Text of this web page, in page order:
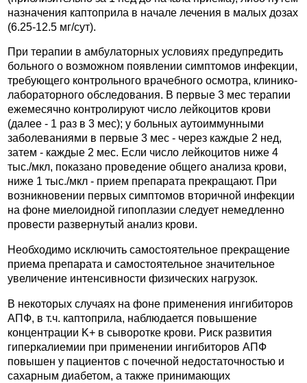
назначения каптоприла в начале лечения в малых дозах
(6.25-12.5 мг/сут).
При терапии в амбулаторных условиях предупредить
больного о возможном появлении симптомов инфекции,
требующего контрольного врачебного осмотра, клинико-
лабораторного обследования. В первые 3 мес терапии
ежемесячно контролируют число лейкоцитов крови
(далее - 1 раз в 3 мес); у больных аутоиммунными
заболеваниями в первые 3 мес - через каждые 2 нед,
затем - каждые 2 мес. Если число лейкоцитов ниже 4
тыс./мкл, показано проведение общего анализа крови,
ниже 1 тыс./мкл - прием препарата прекращают. При
возникновении первых симптомов вторичной инфекции
на фоне миелоидной гипоплазии следует немедленно
провести развернутый анализ крови.
Необходимо исключить самостоятельное прекращение
приема препарата и самостоятельное значительное
увеличение интенсивности физических нагрузок.
В некоторых случаях на фоне применения ингибиторов
АПФ, в т.ч. каптоприла, наблюдается повышение
концентрации K+ в сыворотке крови. Риск развития
гиперкалиемии при применении ингибиторов АПФ
повышен у пациентов с почечной недостаточностью и
сахарным диабетом, а также принимающих